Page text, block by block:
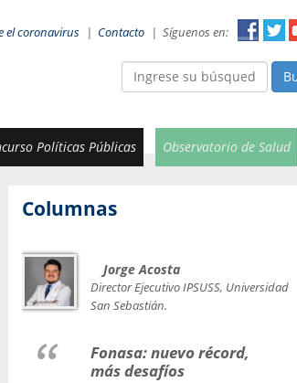
el coronavirus | Contacto | Síguenos en:
Políticas Públicas Observatorio de Salud
Columnas
Jorge Acosta
Director Ejecutivo IPSUSS, Universidad
San Sebastián.
Fonasa: nuevo récord,
más desafíos